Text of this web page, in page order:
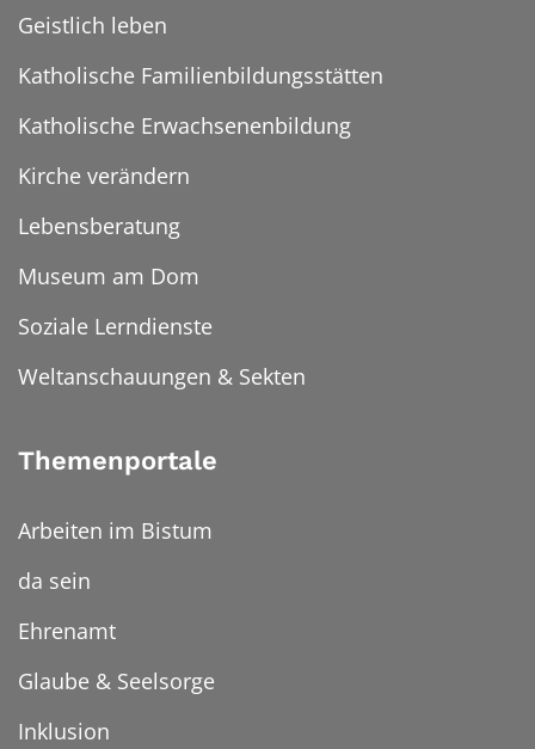
Geistlich leben
Katholische Familienbildungsstätten
Katholische Erwachsenenbildung
Kirche verändern
Lebensberatung
Museum am Dom
Soziale Lerndienste
Weltanschauungen & Sekten
Themenportale
Arbeiten im Bistum
da sein
Ehrenamt
Glaube & Seelsorge
Inklusion